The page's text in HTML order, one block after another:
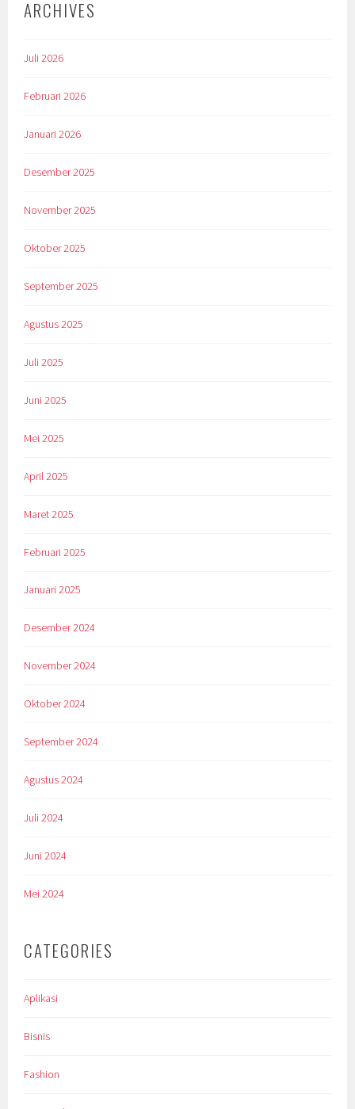
ARCHIVES
Juli 2026
Februari 2026
Januari 2026
Desember 2025
November 2025
Oktober 2025
September 2025
Agustus 2025
Juli 2025
Juni 2025
Mei 2025
April 2025
Maret 2025
Februari 2025
Januari 2025
Desember 2024
November 2024
Oktober 2024
September 2024
Agustus 2024
Juli 2024
Juni 2024
Mei 2024
CATEGORIES
Aplikasi
Bisnis
Fashion